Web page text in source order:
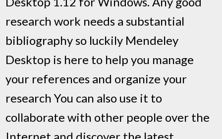
research work needs a substantial
bibliography so luckily Mendeley
Desktop is here to help you manage
your references and organize your
research You can also use it to
collaborate with other people over the
Internet and discover the latest